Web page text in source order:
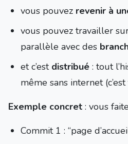
vous pouvez revenir à
vous pouvez travailler
parallèle avec des
et c’est distribué : tout
même sans internet
Exemple concret : vous
Commit 1 : “page